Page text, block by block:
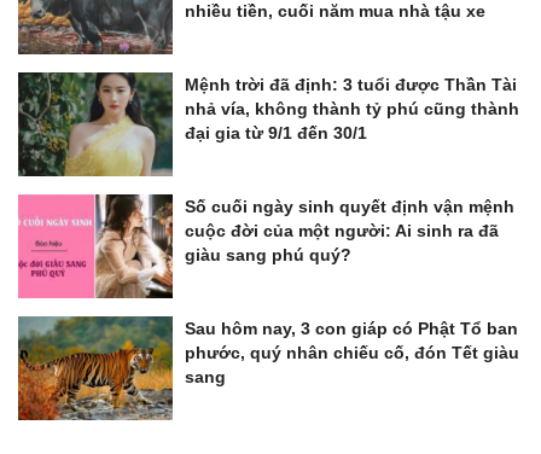
nhiều tiền, cuối năm mua nhà tậu xe
Mệnh trời đã định: 3 tuổi được Thần Tài
nhả vía, không thành tỷ phú cũng thành
đại gia từ 9/1 đến 30/1
Số cuối ngày sinh quyết định vận mệnh
cuộc đời của một người: Ai sinh ra đã
giàu sang phú quý?
Sau hôm nay, 3 con giáp có Phật Tổ ban
phước, quý nhân chiếu cố, đón Tết giàu
sang